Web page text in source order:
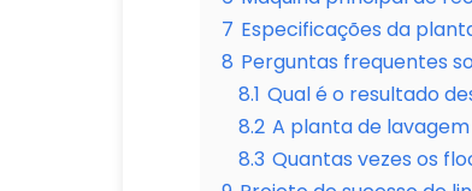
7 Especificações da
8 Perguntas frequentes
8.1 Qual é o resultado
8.2 A planta de
8.3 Quantas vezes os